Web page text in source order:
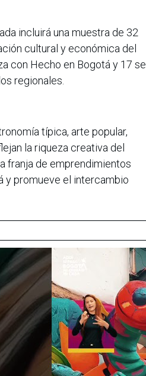
incluirá una muestra de 32
cultural y económica del
con Hecho en Bogotá y 17 se
regionales.
típica, arte popular,
la riqueza creativa del
franja de emprendimientos
y promueve el intercambio